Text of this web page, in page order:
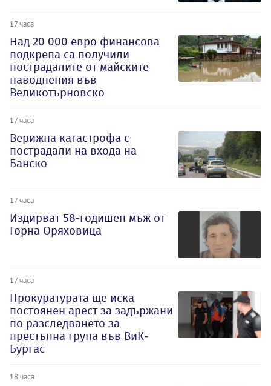
17 часа
Над 20 000 евро финансова
подкрепа са получили
пострадалите от майските
наводнения във
Великотърновско
17 часа
Верижна катастрофа с
пострадали на входа на
Банско
17 часа
Издирват 58-годишен мъж от
Горна Оряховица
17 часа
Прокуратурата ще иска
постоянен арест за задържани
по разследването за
престъпна група във ВиК-
Бургас
18 часа